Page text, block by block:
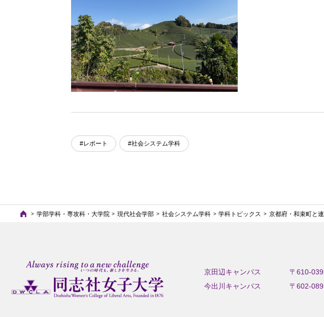
#レポート #社会システム学科
学部学科・専攻科・大学院 現代社会学部 社会システム学科 学科トピックス 京都府・和束町と
京田辺キャンパス
〒610-
今出川キャンパス
〒602-